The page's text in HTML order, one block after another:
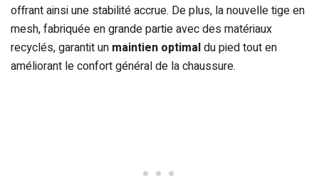
offrant ainsi une stabilité accrue. De plus, la nouvelle tige en
mesh, fabriquée en grande partie avec des matériaux
recyclés, garantit un maintien optimaldu pied tout en
améliorant le confort général de la chaussure.